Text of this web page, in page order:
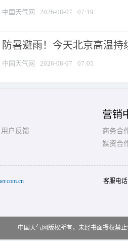
中国天气网 2026-08-07 07:19
防暑避雨！今天北京高温
中国天气网 2026-08-07 07:05
用户反馈
营销
商务合
媒资合
客服电
中国天气网版权所有，未经书面授权